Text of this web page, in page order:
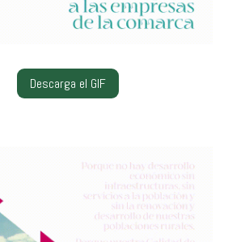
Descarga el GIF